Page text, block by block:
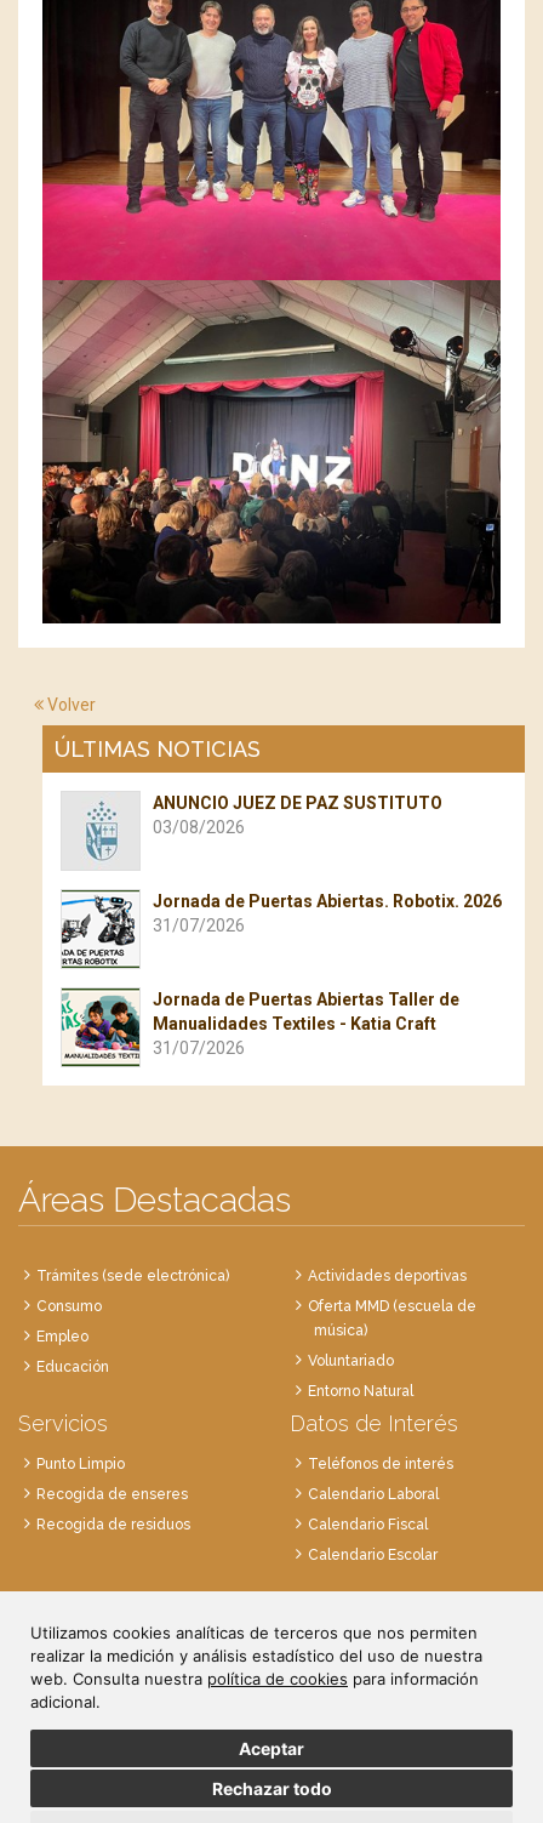
Utilizamos cookies analíticas de terceros que nos permiten
realizar la medición y análisis estadístico del uso de nuestra
web. Consulta nuestra política de cookies para información
adicional.
Aceptar
Rechazar todo
Volver
ÚLTIMAS NOTICIAS
ANUNCIO JUEZ DE PAZ SUSTITUTO
03/08/2026
Jornada de Puertas Abiertas. Robotix. 2026
31/07/2026
Jornada de Puertas Abiertas Taller de
Manualidades Textiles - Katia Craft
31/07/2026
Áreas Destacadas
Trámites (sede electrónica)
Consumo
Empleo
Educación
Actividades deportivas
Oferta MMD (escuela de
música)
Voluntariado
Entorno Natural
Servicios
Punto Limpio
Recogida de enseres
Recogida de residuos
Datos de Interés
Teléfonos de interés
Calendario Laboral
Calendario Fiscal
Calendario Escolar
28814 Daganzo, Madrid
Tlf. 91 884 52 59
Fax. 91 884 52 92
© Ayuntamiento de Daganzo.